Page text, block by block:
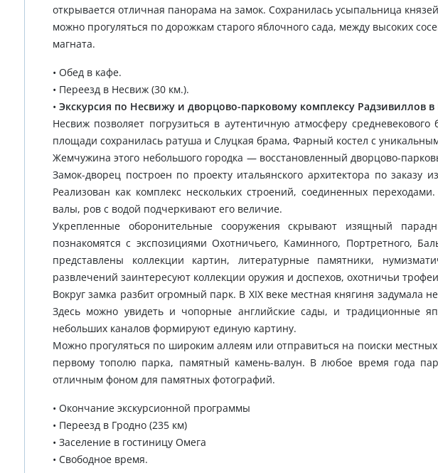
открывается отличная панорама на замок. Сохранилась усыпальница
можно прогуляться по дорожкам старого яблочного сада, между высоких
магната.
• Обед в кафе.
• Переезд в Несвиж (30 км.).
• Экскурсия по Несвижу и дворцово-парковому комплексу Радзивиллов
Несвиж позволяет погрузиться в аутентичную атмосферу
площади сохранилась ратуша и Слуцкая брама, Фарный костел с
Жемчужина этого небольшого городка — восстановленный дворцово-
Замок-дворец построен по проекту итальянского архитектора по заказу
Реализован как комплекс нескольких строений, соединенных
валы, ров с водой подчеркивают его величие.
Укрепленные оборонительные сооружения скрывают изящный
познакомятся с экспозициями Охотничьего, Каминного, Портретного,
представлены коллекции картин, литературные памятники,
развлечений заинтересуют коллекции оружия и доспехов, охотничьи
Вокруг замка разбит огромный парк. В XIX веке местная княгиня задумала
Здесь можно увидеть и чопорные английские сады, и традиционные
небольших каналов формируют единую картину.
Можно прогуляться по широким аллеям или отправиться на поиски
первому тополю парка, памятный камень-валун. В любое время года
отличным фоном для памятных фотографий.
• Окончание экскурсионной программы
• Переезд в Гродно (235 км)
• Заселение в гостиницу Омега
• Свободное время.